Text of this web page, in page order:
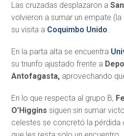
Las cruzadas desplazaron a
volvieron a sumar un empate
su visita a Coquimbo Unido.
En la parta alta se encuentra
su triunfo ajustado frente a
Antofagasta,aprovechando
En lo que respecta al grupo B,
O’Higgins siguen sin sumar
celestes se concretó la pérdida